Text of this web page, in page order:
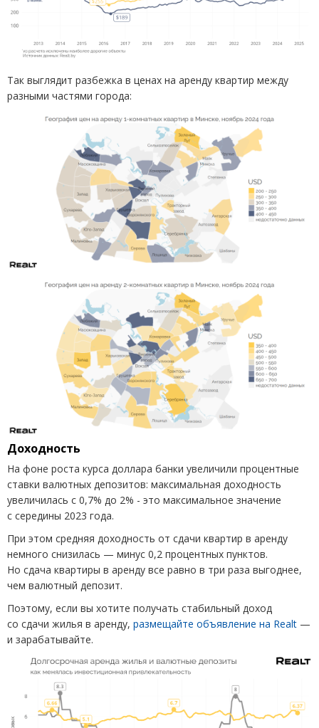
Так выглядит разбежка в ценах на аренду квартир между
разными частями города:
Доходность
На фоне роста курса доллара банки увеличили процентные
ставки валютных депозитов: максимальная доходность
увеличилась с 0,7% до 2% - это максимальное значение
с середины 2023 года.
При этом средняя доходность от сдачи квартир в аренду
немного снизилась — минус 0,2 процентных пунктов.
Но сдача квартиры в аренду все равно в три раза выгоднее,
чем валютный депозит.
Поэтому, если вы хотите получать стабильный доход
со сдачи жилья в аренду, размещайте объявление на Realt —
и зарабатывайте.